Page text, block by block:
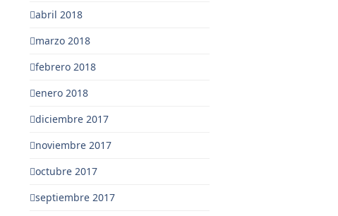
abril 2018
marzo 2018
febrero 2018
enero 2018
diciembre 2017
noviembre 2017
octubre 2017
septiembre 2017